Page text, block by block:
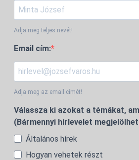
Adja meg teljes nevét!
Email cím:
Adja meg az email címét!
Válassza ki azokat a témákat,
(Bármennyi hírlevelet
Általános hírek
Hogyan vehetek részt